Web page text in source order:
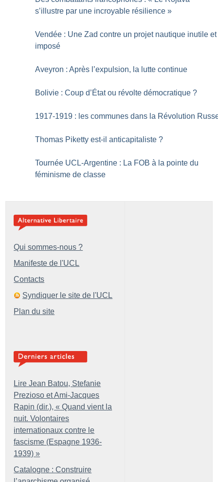
s’illustre par une incroyable résilience »
Vendée : Une Zad contre un projet nautique inutile et
imposé
Aveyron : Après l’expulsion, la lutte continue
Bolivie : Coup d’État ou révolte démocratique ?
1917-1919 : les communes dans la Révolution
Thomas Piketty est-il anticapitaliste ?
Tournée UCL-Argentine : La FOB à la pointe du
féminisme de classe
Qui sommes-nous ?
Manifeste de l'UCL
Contacts
Syndiquer le site de l'UCL
Plan du site
Lire Jean Batou, Stefanie
Prezioso et Ami-Jacques
Rapin (dir.), « Quand vient la
nuit. Volontaires
internationaux contre le
fascisme (Espagne 1936-
1939) »
Catalogne : Construire